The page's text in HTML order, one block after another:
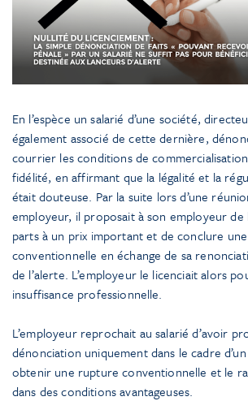
En l’espèce un salarié d’une société,
également associé de cette dernière,
courrier les conditions de
fidélité, en affirmant que la légalité et la
était douteuse. Par la suite lors d’une
employeur, il proposait à son employeur de
parts à un prix important et de conclure
conventionnelle en échange de sa
de l’alerte. L’employeur le licenciait alors
insuffisance professionnelle.
L’employeur reprochait au salarié d’avoir
dénonciation uniquement dans le cadre
obtenir une rupture conventionnelle et le
dans des conditions avantageuses.